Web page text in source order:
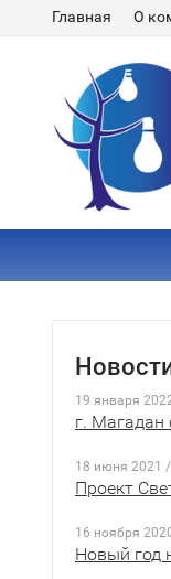
Главная О
19 января
г. Магадан
18 июня 2021 /
Проект
16 ноября
Новый год